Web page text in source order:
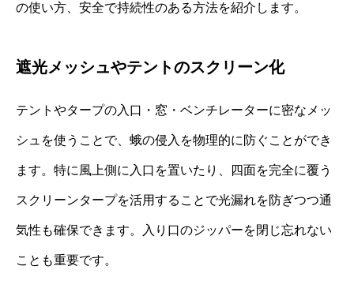
の使い方、安全で持続性のある方法を紹介します。
遮光メッシュやテントのスクリーン化
テントやタープの入口・窓・ベンチレーターに密なメッ
シュを使うことで、蛾の侵入を物理的に防ぐことができ
ます。特に風上側に入口を置いたり、四面を完全に覆う
スクリーンタープを活用することで光漏れを防ぎつつ通
気性も確保できます。入り口のジッパーを閉じ忘れない
ことも重要です。